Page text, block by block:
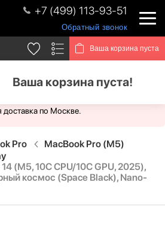
+7 (499) 113-93-51
Обратный звонок
Ваша корзина пуста
Ваша корзина пуста!
без выходных. Для Вас доступен
доставка по Москве.
Pro
MacBook Pro (M5)
(M5, 10C CPU/10C GPU, 2025),
космос (Space Black), Nano-